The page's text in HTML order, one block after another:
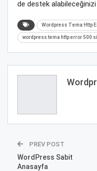
de destek
Wordpress Tema Http
wordpress tema http error 500
PREV POST
WordPress Sabit
Anasayfa